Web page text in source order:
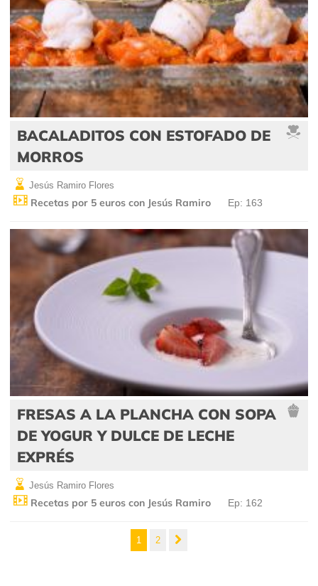
BACALADITOS CON ESTOFADO DE
MORROS
Jesús Ramiro Flores
Recetas por 5 euros con Jesús Ramiro Ep: 163
FRESAS A LA PLANCHA CON SOPA
DE YOGUR Y DULCE DE LECHE
EXPRÉS
Jesús Ramiro Flores
Recetas por 5 euros con Jesús Ramiro Ep: 162
1 2